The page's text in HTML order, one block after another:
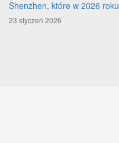
Shenzhen, które w 2026
23 styczeń 2026